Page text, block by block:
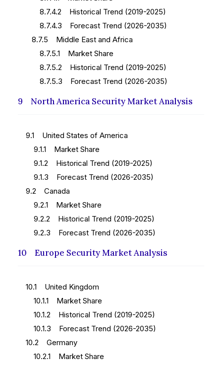
8.7.4.2 Historical Trend (2019-2025)
8.7.4.3 Forecast Trend (2026-2035)
8.7.5 Middle East and Africa
8.7.5.1 Market Share
8.7.5.2 Historical Trend (2019-2025)
8.7.5.3 Forecast Trend (2026-2035)
9 North America Security Market Analysis
9.1 United States of America
9.1.1 Market Share
9.1.2 Historical Trend (2019-2025)
9.1.3 Forecast Trend (2026-2035)
9.2 Canada
9.2.1 Market Share
9.2.2 Historical Trend (2019-2025)
9.2.3 Forecast Trend (2026-2035)
10 Europe Security Market Analysis
10.1 United Kingdom
10.1.1 Market Share
10.1.2 Historical Trend (2019-2025)
10.1.3 Forecast Trend (2026-2035)
10.2 Germany
10.2.1 Market Share